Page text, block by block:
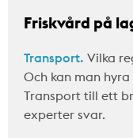
Friskvård på
Transport. Vilka
Och kan man
Transport till ett
experter svar.